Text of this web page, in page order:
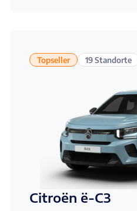
Topseller 19 Standorte
Citroën ë-C3